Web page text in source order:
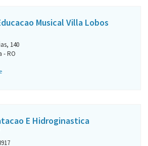
Musical Villa Lobos
140
- RO
E Hidroginastica